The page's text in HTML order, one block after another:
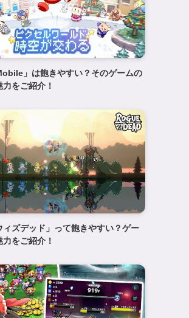
」は飽きやすい？そのゲームの
をご紹介！
ィズデッド」って飽きやすい？ゲー
をご紹介！